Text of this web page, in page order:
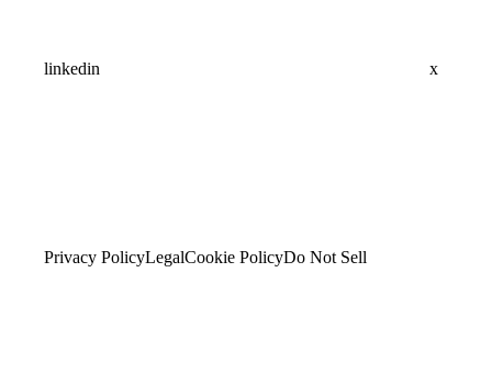
linkedin x
Privacy PolicyLegalCookie PolicyDo Not Sell